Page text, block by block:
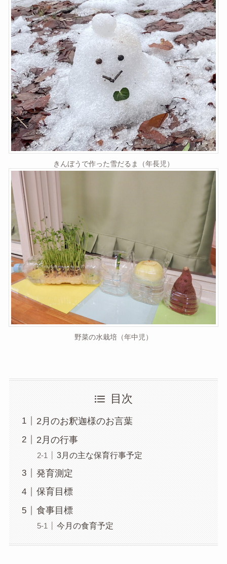
きんぼうで作った雪だるま（年長児）
野菜の水栽培（年中児）
目次
2月のお釈迦様のお言葉
2月の行事
3月の主な保育行事予定
発育測定
保育目標
食事目標
今月の食育予定